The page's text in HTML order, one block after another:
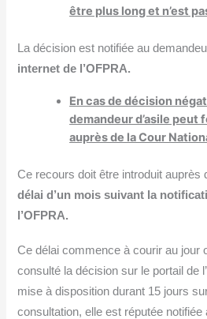
être plus long et n’est
La décision est notifiée au
internet de l’OFPRA.
En cas de décision
demandeur d’asile peut
auprès de la Cour
Ce recours doit être introduit auprès
délai d’un mois suivant la
l’OFPRA.
Ce délai commence à courir au jour
consulté la décision sur le portail de
mise à disposition durant 15 jours
consultation, elle est réputée notifiée